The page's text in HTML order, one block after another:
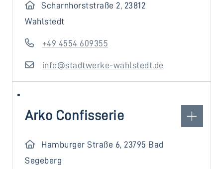
Scharnhorststraße 2, 23812
Wahlstedt
+49 4554 609355
info@stadtwerke-wahlstedt.de
Arko Confisserie
Hamburger Straße 6, 23795 Bad
Segeberg